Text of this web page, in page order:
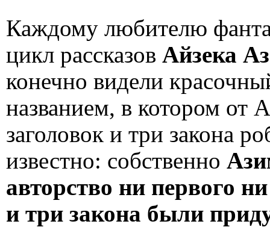
Каждому любителю
цикл рассказов Айзека
конечно видели
названием, в котором от
заголовок и три закона
известно: собственно
авторство ни первого
и три закона были